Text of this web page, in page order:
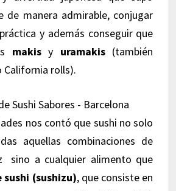
de manera admirable, conjugar
y además conseguir que
makisy uramakis(también
California rolls).
nos contó que sushi no solo
aquellas combinaciones de
sino a cualquier alimento que
(sushizu), que consiste en